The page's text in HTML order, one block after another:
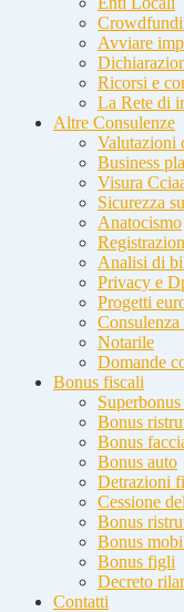
Avviare
Ricorsi e
La Rete di
Altre Consulenze
Valutazioni
Business
Visura
Sicurezza
Anatocismo
Analisi di
Privacy e
Progetti
Consulenza
Notarile
Domande
Bonus fiscali
Bonus
Bonus
Bonus auto
Detrazioni
Cessione
Bonus
Bonus
Bonus figli
Decreto
Contatti